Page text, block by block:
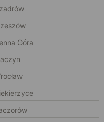
Góra